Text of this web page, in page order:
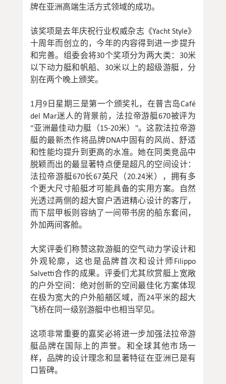
牌在亚洲高端生活方式领域的成功。
该奖项是去年庆祝行业权威杂志《Yacht Style》
十周年而创立的，今年的内容得到进一步提升
和完善。组委会将30个奖项分为两大类：30米
以下动力艇和帆船、30米以上的超级游艇，分
别在两个晚上颁奖。
1月9日星期三是第一个颁奖礼，在普吉岛Café
del Mar迷人的背景前，法拉帝游艇670被评为
“亚洲最佳动力艇（15-20米）"。这款法拉帝游
艇的最新杰作将品牌DNA中固有的风尚、舒适
和性能均提升到更高的水准。她在同类竞品中
脱颖而出的最显著特点便是超凡的空间设计：
法拉帝游艇670长67英尺（20.24米），拥有多
个更大尺寸船艇才可能具备的实用方案。自然
光透过两侧的超大窗户洒进精心设计的客厅，
而下层甲板则容纳了一间带书房的船东套间，
外加两间客舱。
大奖评委们称赞这款游艇的空气动力学设计和
外观轮廓，这也是品牌首次和设计师Filippo
Salvetti合作的成果。评委们尤其欣赏艇上宽敞
的户外空间：绝对创新的空间最佳化方案体现
在极为宽大的户外船艏区域，而24平米的超大
飞桥在同一级别游艇中也相当罕见。
这项非常重要的嘉奖必将进一步加强法拉帝游
艇品牌在国际上的声誉。和全球其他市场一
样，品牌的设计理念和显著特征在亚洲已是有
口皆碑。